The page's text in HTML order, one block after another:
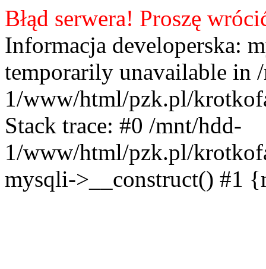
Błąd serwera! Proszę
Informacja developerska:
temporarily unavailable in
1/www/html/pzk.pl/
Stack trace: #0 /mnt/hdd-
1/www/html/pzk.pl/
mysqli->__construct() #1